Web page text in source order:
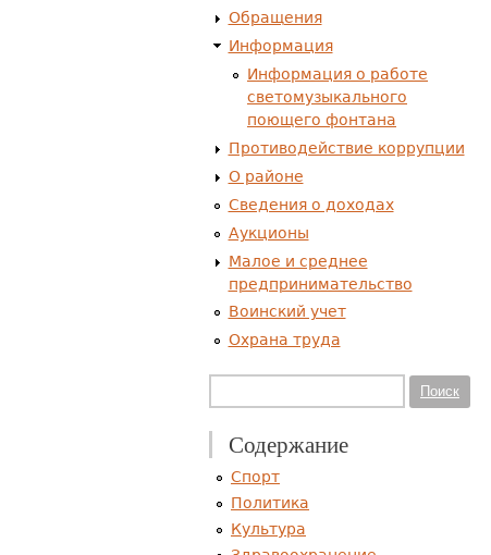
Обращения
Информация
Информация о работе
светомузыкального
поющего фонтана
Противодействие коррупции
О районе
Сведения о доходах
Аукционы
Малое и среднее
предпринимательство
Воинский учет
Охрана труда
Поиск
Содержание
Спорт
Политика
Культура